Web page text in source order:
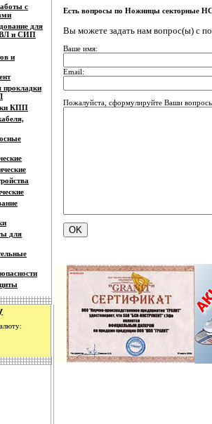
с
для
ВЛ и СИП
и
прокладки
КПП
для
Есть вопросы по Ножницы секторные
Вы можете задать нам вопрос(ы) с
Ваше имя:
Email:
Пожалуйста, сформулируйте Ваши